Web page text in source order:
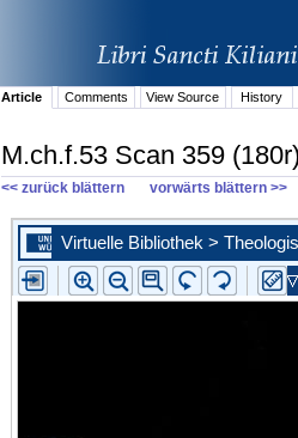
Article Comments View Source History
M.ch.f.53 Scan 359
<< zurück blättern vorwärts blättern >>